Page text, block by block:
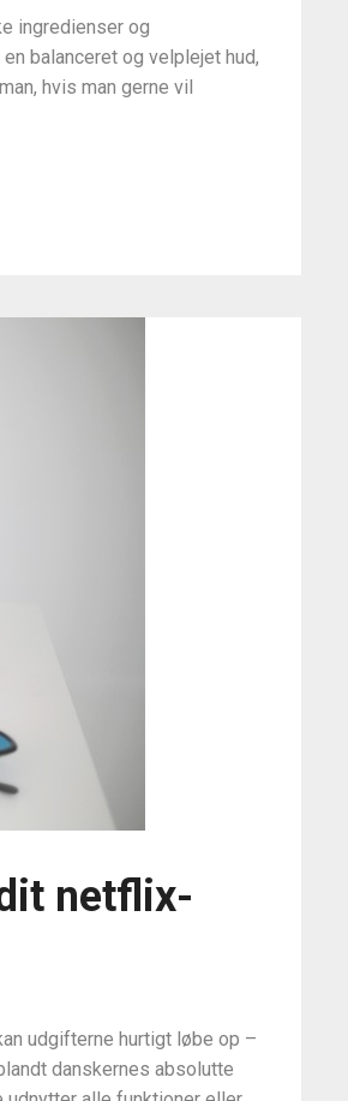
ingredienser og
balanceret og velplejet hud,
hvis man gerne vil
netflix-
udgifterne hurtigt løbe op –
danskernes absolutte